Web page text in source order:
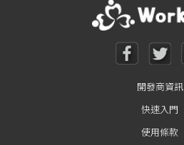
開發商資訊
快速入門
使用條款